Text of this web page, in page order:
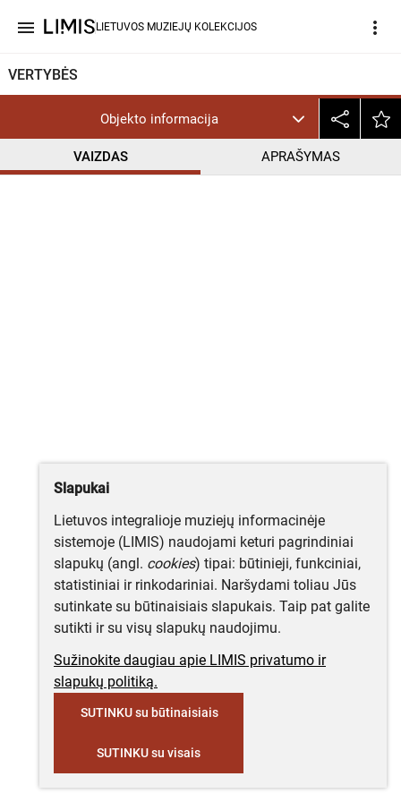
menu LIETUVOS MUZIEJŲ KOLEKCIJOS more_vert
VERTYBĖS
Objekto informacija
VAIZDAS APRAŠYMAS
Slapukai
Lietuvos integralioje muziejų informacinėje
sistemoje (LIMIS) naudojami keturi pagrindiniai
slapukų (angl. cookies) tipai: būtinieji, funkciniai,
statistiniai ir rinkodariniai. Naršydami toliau Jūs
sutinkate su būtinaisiais slapukais. Taip pat galite
sutikti ir su visų slapukų naudojimu.
Sužinokite daugiau apie LIMIS privatumo ir
slapukų politiką.
SUTINKU su būtinaisiais
SUTINKU su visais